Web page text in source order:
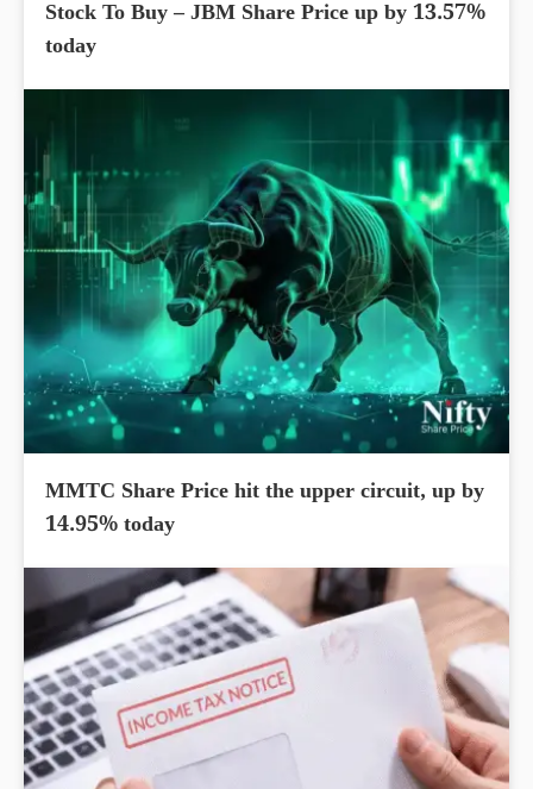
Stock To Buy – JBM Share Price up by 13.57%
today
MMTC Share Price hit the upper circuit, up by
14.95% today